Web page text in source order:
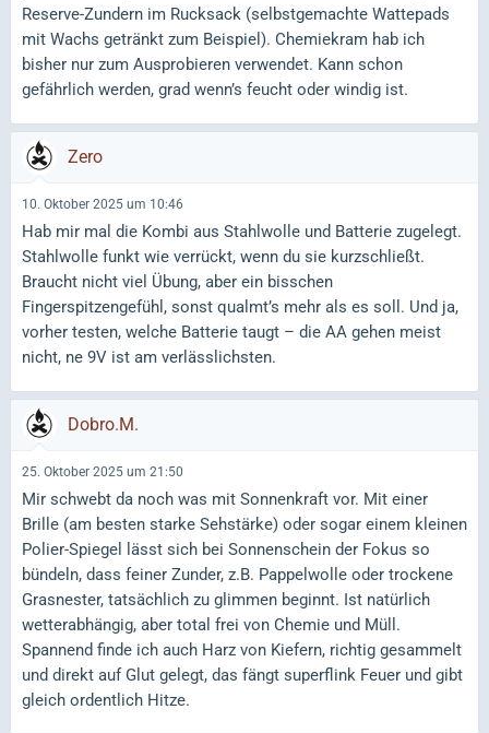
Reserve-Zundern im Rucksack (selbstgemachte Wattepads
mit Wachs getränkt zum Beispiel). Chemiekram hab ich
bisher nur zum Ausprobieren verwendet. Kann schon
gefährlich werden, grad wenn’s feucht oder windig ist.
Zero
10. Oktober 2025 um 10:46
Hab mir mal die Kombi aus Stahlwolle und Batterie zugelegt.
Stahlwolle funkt wie verrückt, wenn du sie kurzschließt.
Braucht nicht viel Übung, aber ein bisschen
Fingerspitzengefühl, sonst qualmt’s mehr als es soll. Und ja,
vorher testen, welche Batterie taugt – die AA gehen meist
nicht, ne 9V ist am verlässlichsten.
Dobro.M.
25. Oktober 2025 um 21:50
Mir schwebt da noch was mit Sonnenkraft vor. Mit einer
Brille (am besten starke Sehstärke) oder sogar einem kleinen
Polier-Spiegel lässt sich bei Sonnenschein der Fokus so
bündeln, dass feiner Zunder, z.B. Pappelwolle oder trockene
Grasnester, tatsächlich zu glimmen beginnt. Ist natürlich
wetterabhängig, aber total frei von Chemie und Müll.
Spannend finde ich auch Harz von Kiefern, richtig gesammelt
und direkt auf Glut gelegt, das fängt superflink Feuer und gibt
gleich ordentlich Hitze.